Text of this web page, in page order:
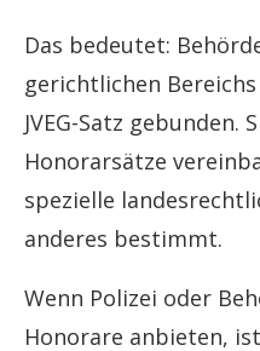
Das bedeutet:
gerichtlichen
JVEG-Satz gebunden.
Honorarsätze
spezielle
anderes bestimmt.
Wenn Polizei oder
Honorare anbieten,